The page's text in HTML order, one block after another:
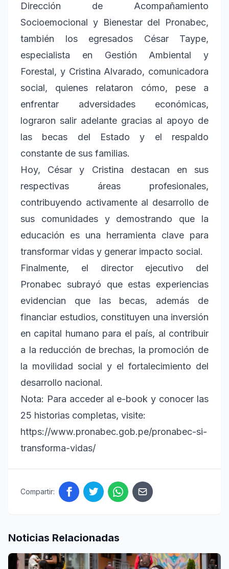
Dirección de Acompañamiento
Socioemocional y Bienestar del Pronabec,
también los egresados César Taype,
especialista en Gestión Ambiental y
Forestal, y Cristina Alvarado, comunicadora
social, quienes relataron cómo, pese a
enfrentar adversidades económicas,
lograron salir adelante gracias al apoyo de
las becas del Estado y el respaldo
constante de sus familias.
Hoy, César y Cristina destacan en sus
respectivas áreas profesionales,
contribuyendo activamente al desarrollo de
sus comunidades y demostrando que la
educación es una herramienta clave para
transformar vidas y generar impacto social.
Finalmente, el director ejecutivo del
Pronabec subrayó que estas experiencias
evidencian que las becas, además de
financiar estudios, constituyen una inversión
en capital humano para el país, al contribuir
a la reducción de brechas, la promoción de
la movilidad social y el fortalecimiento del
desarrollo nacional.
Nota: Para acceder al e-book y conocer las
25 historias completas, visite:
https://www.pronabec.gob.pe/pronabec-si-
transforma-vidas/
Compartir:
Noticias Relacionadas